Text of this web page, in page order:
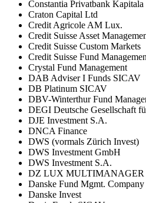
Constantia Privatbank Kapitala
Craton Capital Ltd
Credit Agricole AM Lux.
Credit Suisse Asset
Credit Suisse Custom Markets
Credit Suisse Fund
Crystal Fund Management
DAB Adviser I Funds SICAV
DB Platinum SICAV
DBV-Winterthur Fund
DEGI Deutsche Gesellschaft
DJE Investment S.A.
DNCA Finance
DWS (vormals Zürich Invest)
DWS Investment GmbH
DWS Investment S.A.
DZ LUX MULTIMANAGER
Danske Fund Mgmt. Company
Danske Invest